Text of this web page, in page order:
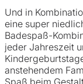
Und in
eine super
Badespaß-
jeder Jahreszeit
anstehendem